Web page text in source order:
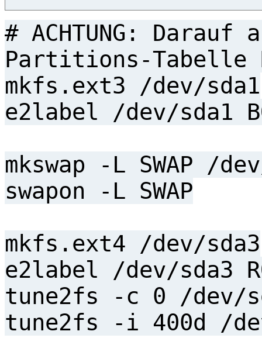
# ACHTUNG:
Partitions-Tabelle
mkfs.ext3 /dev/sda1
e2label /dev/sda1
mkswap -L SWAP /
swapon -L SWAP
mkfs.ext4 /dev/sda3
e2label /dev/sda3
tune2fs -c 0 /dev/
tune2fs -i 400d /